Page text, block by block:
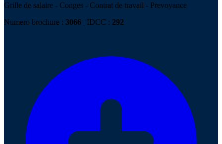
Grille de salaire - Conges - Contrat de travail - Prevoyance
Numero brochure : 3066 | IDCC : 292